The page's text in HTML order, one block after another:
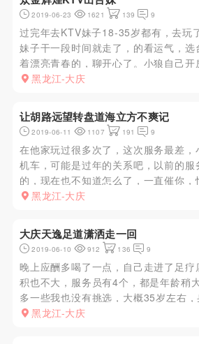
2019-06-23 1621 139 9
过完年去KTV妹子18-35岁都有，去玩
妹子干一段时间就走了，的看运气，
着漂亮青春的，聊开心了。小狼自己
关灯，年轻白白嫩嫩，一起鸳鸯浴后，
头，小妹开始呻...
黑龙江-大庆
让胡路远望转盘道海立方不爽记
2019-06-11 1107 191 9
在他家玩过很多次了，这次服务最差，
机车，可能是过年的关系吧，以前的服
的，现在也不知道怎么了，一直催你
种，很不爽，不过妹子一如既往的好，
到之前的服务就好了，...
黑龙江-大庆
大庆天逸足道潇洒走一回
2019-06-10 912 136 9
晚上应酬多喝了一点，自己走进了足
积也不大，服务员有4个，都是年龄稍
多一些我也没有挑选，大概35岁左右
衣，按摩的时候还是比较舒服的，按摩
黑龙江-大庆